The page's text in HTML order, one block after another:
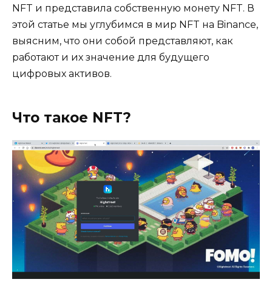
NFT и представила собственную монету NFT. В
этой статье мы углубимся в мир NFT на Binance,
выясним, что они собой представляют, как
работают и их значение для будущего
цифровых активов.
Что такое NFT?